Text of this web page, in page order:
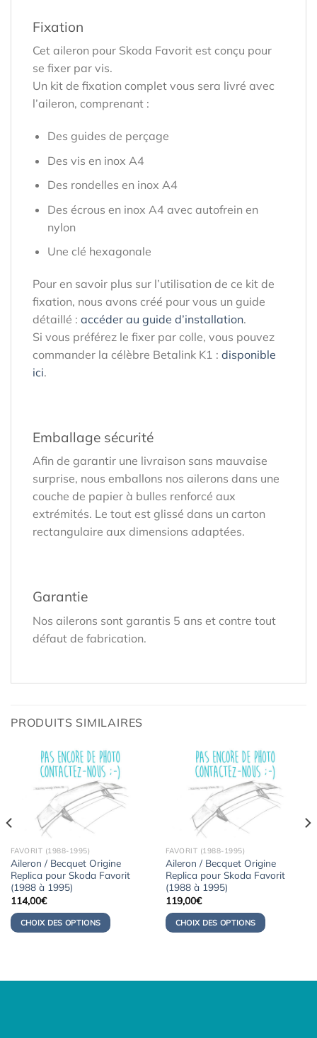
Fixation
Cet aileron pour Skoda Favorit est conçu pour
se fixer par vis.
Un kit de fixation complet vous sera livré avec
l’aileron, comprenant :
Des guides de perçage
Des vis en inox A4
Des rondelles en inox A4
Des écrous en inox A4 avec autofrein en
nylon
Une clé hexagonale
Pour en savoir plus sur l’utilisation de ce kit de
fixation, nous avons créé pour vous un guide
détaillé : accéder au guide d’installation.
Si vous préférez le fixer par colle, vous pouvez
commander la célèbre Betalink K1 : disponible
ici.
Emballage sécurité
Afin de garantir une livraison sans mauvaise
surprise, nous emballons nos ailerons dans une
couche de papier à bulles renforcé aux
extrémités. Le tout est glissé dans un carton
rectangulaire aux dimensions adaptées.
Garantie
Nos ailerons sont garantis 5 ans et contre tout
défaut de fabrication.
PRODUITS SIMILAIRES
FAVORIT (1988-1995)
Aileron / Becquet Origine
Replica pour Skoda Favorit
(1988 à 1995)
114,00€
CHOIX DES OPTIONS
FAVORIT (1988-1995)
Aileron / Becquet Origine
Replica pour Skoda Favorit
(1988 à 1995)
119,00€
CHOIX DES OPTIONS